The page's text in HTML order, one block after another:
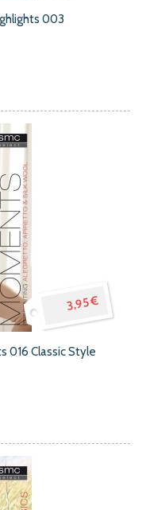
003
3,95 €
016 Classic Style